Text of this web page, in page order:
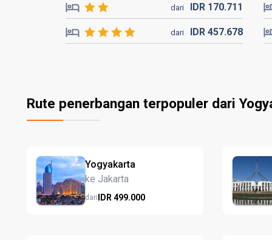
dari IDR 170.711
dari IDR 457.678
Rute penerbangan terpopuler dari
Yogyakarta
ke Jakarta
dariIDR 499.000